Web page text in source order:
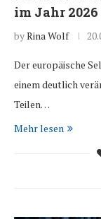
im Jahr 2026
byRina Wolf
Der europäische
einem deutlich
Teilen…
Mehr lesen